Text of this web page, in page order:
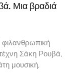
Μια βραδιά
φιλανθρωπική
Σάκη Ρουβά,
μουσική,